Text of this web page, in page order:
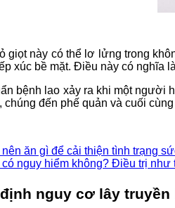
giọt này có thể lơ lửng trong
xúc bề mặt. Điều này có nghĩa
bệnh lao xảy ra khi một người
chúng đến phế quản và cuối
ăn gì để cải thiện tình trạng
nguy hiểm không? Điều trị như
nguy cơ lây truyền